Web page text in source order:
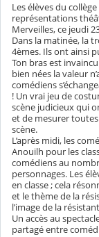
Les élèves du
représentations
Merveilles, ce jeudi
Dans la matinée, la
4èmes. Ils ont ainsi
Ton bras est
bien nées la valeur
comédiens
! Un vrai jeu de
scène judicieux qui
et de mesurer
scène.
L’après midi, les
Anouilh pour les
comédiens au
personnages. Les
en classe ; cela
et le thème de la
l’image de la
Un accès au
partagé entre